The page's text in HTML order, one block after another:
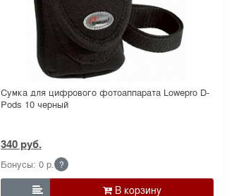
Сумка для цифрового фотоаппарата Lowepro D-
Pods 10 черный
340 руб.
Бонусы: 0 р. ?
